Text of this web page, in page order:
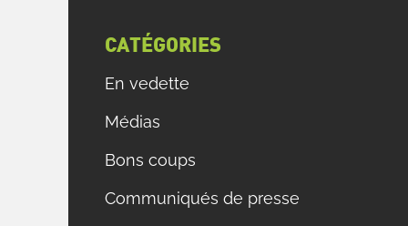
CATÉGORIES
En vedette
Médias
Bons coups
Communiqués de presse